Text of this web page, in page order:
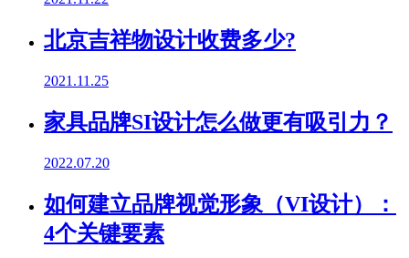
北京吉祥物设计收费多少?
2021.11.25
家具品牌SI设计怎么做更有吸引力？
2022.07.20
如何建立品牌视觉形象（VI设计）：
4个关键要素